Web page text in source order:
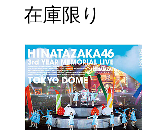
在庫限り